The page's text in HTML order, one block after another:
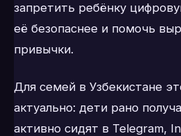
запретить ребёнку
её безопаснее и помочь
привычки.
Для семей в Узбекистане
актуально: дети рано
активно сидят в Telegram,